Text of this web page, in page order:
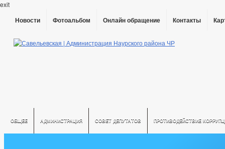
exit
Новости Фотоальбом Онлайн обращение Контакты
ОБЩЕЕ АДМИНИСТРАЦИЯ СОВЕТ ДЕПУТАТОВ ПРОТИВОДЕЙСТВИЕ